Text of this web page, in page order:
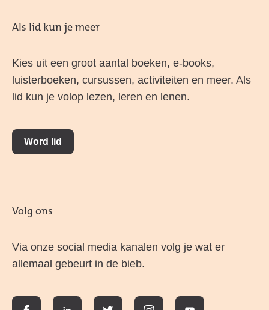
Als lid kun je meer
Kies uit een groot aantal boeken, e-books,
luisterboeken, cursussen, activiteiten en meer. Als
lid kun je volop lezen, leren en lenen.
Word lid
Volg ons
Via onze social media kanalen volg je wat er
allemaal gebeurt in de bieb.